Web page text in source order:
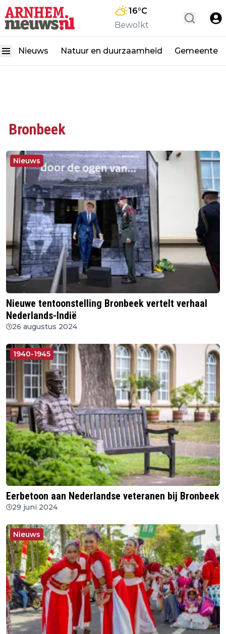
16°C
Bewolkt
Nieuws Natuur en duurzaamheid Gemeente
Bronbeek
Nieuws
Nieuwe tentoonstelling Bronbeek vertelt verhaal
Nederlands-Indië
26 augustus 2024
1940-1945
Eerbetoon aan Nederlandse veteranen bij Bronbeek
29 juni 2024
Nieuws